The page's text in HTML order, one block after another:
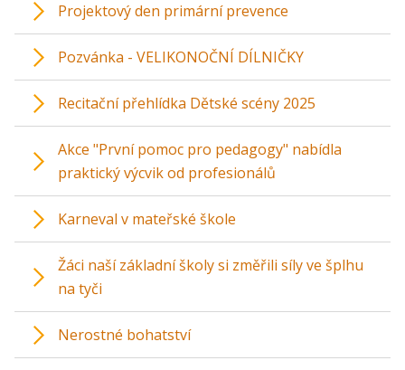
Projektový den primární prevence
Pozvánka - VELIKONOČNÍ DÍLNIČKY
Recitační přehlídka Dětské scény 2025
Akce "První pomoc pro pedagogy" nabídla
praktický výcvik od profesionálů
Karneval v mateřské škole
Žáci naší základní školy si změřili síly ve šplhu
na tyči
Nerostné bohatství